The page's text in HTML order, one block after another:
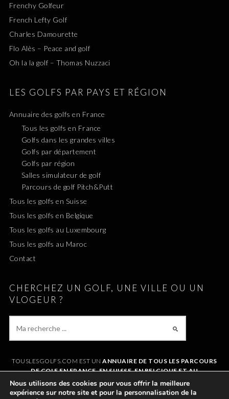
Frenchy Golfeur
French Lefty Golf
Charles Damourette
Flo Alès – Peace and golf
Oh la la golf – Thomas Nuzzaci
LES GOLFS PAR PAYS ET RÉGION
Annuaire des golfs en France
Tous les golfs en France
Golfs dans les grandes villes
Golfs par département
Golfs par région
Salles simulateur de golf
Parcours de golf Pitch&Putt
Tous les golfs en Suisse
Tous les golfs en Belgique
Tous les golfs au Luxembourg
Tous les golfs au Maroc
Contact
CHERCHEZ UN GOLF, UNE VILLE OU UN
VLOGEUR ?
TOUSLESGOLFS.COM EST UNANNUAIRE DE TOUS LES PARCOURS
DE GOLF EN FRANCE, EN SUISSE, EN BELGIQUE ET AU
LUXEMBOURG
. IL VOUS PERMET DE TROUVER UN GOLF AUTOUR DE
CHEZVOUS OU LORS DE VOS VACANCES. LE SITE RÉFÉRENCE
Nous utilisons des cookies pour vous offrir la meilleure
expérience sur notre site et pour la personnalisation de la